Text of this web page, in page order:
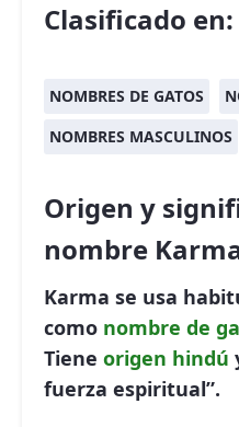
Clasificado en:
NOMBRES DE GATOS
NOMBRES MASCULINOS
Origen y
nombre
Karma se usa
como nombre de
Tiene origen hindú
fuerza espiritual”.